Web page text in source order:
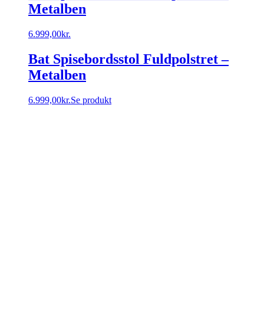
Metalben
6.999,00kr.
Bat Spisebordsstol Fuldpolstret –
Metalben
6.999,00kr.Se produkt